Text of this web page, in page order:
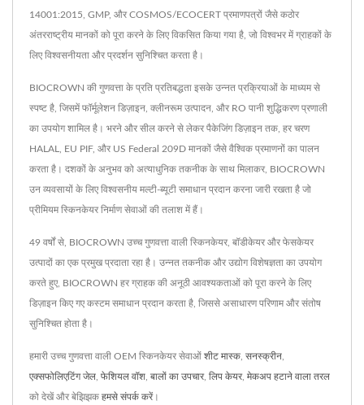
14001:2015, GMP, और COSMOS/ECOCERT प्रमाणपत्रों जैसे कठोर
अंतरराष्ट्रीय मानकों को पूरा करने के लिए विकसित किया गया है, जो विश्वभर में ग्राहकों के
लिए विश्वसनीयता और प्रदर्शन सुनिश्चित करता है।
BIOCROWN की गुणवत्ता के प्रति प्रतिबद्धता इसके उन्नत प्रक्रियाओं के माध्यम से
स्पष्ट है, जिसमें फॉर्मूलेशन डिज़ाइन, क्लीनरूम उत्पादन, और RO पानी शुद्धिकरण प्रणाली
का उपयोग शामिल है। भरने और सील करने से लेकर पैकेजिंग डिज़ाइन तक, हर चरण
HALAL, EU PIF, और US Federal 209D मानकों जैसे वैश्विक प्रमाणनों का पालन
करता है। दशकों के अनुभव को अत्याधुनिक तकनीक के साथ मिलाकर, BIOCROWN
उन व्यवसायों के लिए विश्वसनीय मल्टी-ब्यूटी समाधान प्रदान करना जारी रखता है जो
प्रीमियम स्किनकेयर निर्माण सेवाओं की तलाश में हैं।
49 वर्षों से, BIOCROWN उच्च गुणवत्ता वाली स्किनकेयर, बॉडीकेयर और फेसकेयर
उत्पादों का एक प्रमुख प्रदाता रहा है। उन्नत तकनीक और उद्योग विशेषज्ञता का उपयोग
करते हुए, BIOCROWN हर ग्राहक की अनूठी आवश्यकताओं को पूरा करने के लिए
डिज़ाइन किए गए कस्टम समाधान प्रदान करता है, जिससे असाधारण परिणाम और संतोष
सुनिश्चित होता है।
हमारी उच्च गुणवत्ता वाली OEM स्किनकेयर सेवाओं शीट मास्क सनस्क्रीन
एक्सफोलिएटिंग जेल फेशियल वॉश बालों का उपचार, लिप केयर, मेकअप हटाने वाला तरल
को देखें और बेझिझक हमसे संपर्क करें।